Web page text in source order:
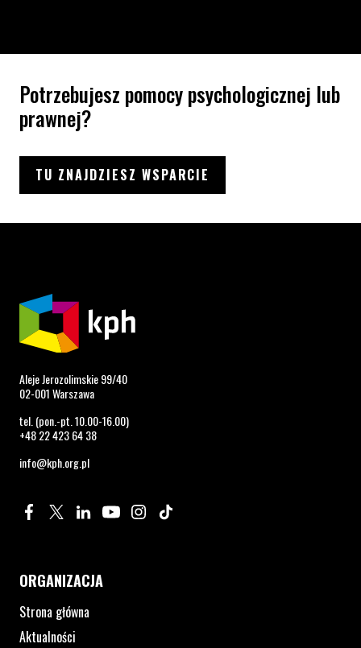
Potrzebujesz pomocy psychologicznej lub
prawnej?
TU ZNAJDZIESZ WSPARCIE
Aleje Jerozolimskie 99/40
02-001 Warszawa
tel. (pon.-pt. 10.00-16.00)
+48 22 423 64 38
info@kph.org.pl
Profil na Facebook. Strona otwiera się w nowym oknie.
Profil na Twitter. Strona otwiera się w nowym oknie.
Profil na LinkedIn. Strona otwiera się w nowym oknie.
Profil na YouTube. Strona otwiera się w nowym
Profil na Instagram. Strona otwiera się
ORGANIZACJA
Strona główna
Aktualności